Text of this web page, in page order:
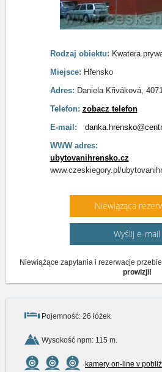
Rodzaj obiektu: Kwatera
Miejsce: Hřensko
Adres: Daniela Křiváková,
Telefon: zobacz telefon
E-mail:
WWW adres:
ubytovanihrensko.cz
www.czeskiegory.pl/
Niewiążąca
Wyślij e-mail
Niewiążące zapytania i rezerwacje
prowizji!
Pojemność: 26 łóżek
Wysokość npm: 115 m.
kamery on-line v